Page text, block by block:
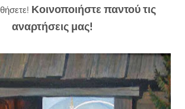
Κοινοποιήστε παντού τις
αναρτήσεις μας!